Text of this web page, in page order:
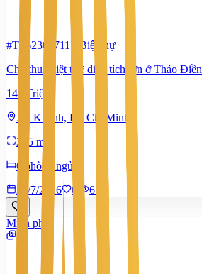
#TS62302711
Biệt thự
Cho thuê biệt thự diện tích lớn ở Thảo Điền
145 Triệu
An Khánh, Hồ Chí Minh
345 m²
6 phòng ngủ
28/7/2026
0 673
Miễn phí
1